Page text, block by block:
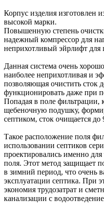
Корпус изделия изготовлен
высокой марки.
Повышенную степень
надежный компрессор для
неприхотливый эйрлифт для
Данная система очень
наиболее неприхотливая и
позволяющая очистить сток
функционировать даже при
Попадая в поле фильтрации,
щебеночную подушку,
септиком, сток очищается до
Такое расположение поля
использовании септиков
проектировались именно
поля. Этот метод защищает
в зимний период, что очень
эксплуатации септика. При
экономия трудозатрат и
канализации с